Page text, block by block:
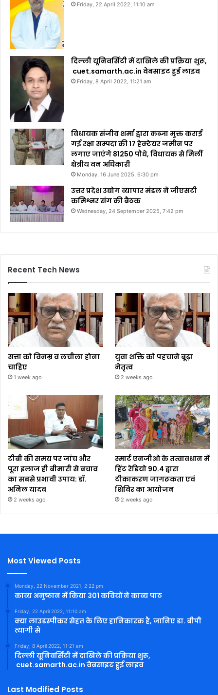
Friday, 22 April 2022, 11:10 am
दिल्ली यूनिवर्सिटी में दाखिले की प्रक्रिया शुरू,
cuet.samarth.ac.in वेबसाइट हुई लाइव
Friday, 8 April 2022, 11:21 am
विधायक संजीव शर्मा द्वारा कब्जा मुक्त कराई
गई रक्षा सम्पदा की 17 हेक्टेयर जमीन पर
लगाए जाएंगे 81250 पौधे, विधायक से मिलीं
क्षेत्रीय वन अधिकारी
Monday, 16 June 2025, 6:30 pm
उत्तर प्रदेश उद्योग व्यापार मंडल ने जीएसटी
कमिश्नर संग की बैठक
Wednesday, 24 September 2025, 7:42 pm
Recent Tech News
सत्ता को विनम्र व लचीला होना
चाहिए
1 week ago
युवा शक्ति को पहचाने बूढ़ा
नेतृत्व
2 weeks ago
टीबी की समय पर जांच और
पूरा इलाज ही बीमारी से बचाव
का सबसे प्रभावी उपाय: डॉ.
अनिल यादव
2 weeks ago
स्मार्ट एनजीओ के तत्वावधान में
हिंट रेडियो 90.4 द्वारा
टीकाकरण जागरूकता एवं
शिविर का आयोजन
2 weeks ago
Most Viewed Posts
Monday, 22 November 2021, 2:22 pm
काव्य अनुष्ठान में किया 301 कवियों ने काव्य पाठ
Friday, 22 April 2022, 11:10 am
क्या लाउडस्पीकर सेहत के लिए हानिकारक है, जानिए डा. बीपी
त्यागी से
Friday, 8 April 2022, 11:21 am
दिल्ली यूनिवर्सिटी में दाखिले की प्रक्रिया शुरू,
cuet.samarth.ac.in वेबसाइट हुई लाइव
Last Modified Posts